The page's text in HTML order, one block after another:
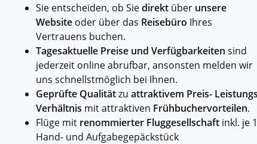
Sie entscheiden, ob Siedirekt über unsere
Website oder über das Reisebüro Ihres
Vertrauens buchen.
Tagesaktuelle Preise und Verfügbarkeiten sind
jederzeit online abrufbar, ansonsten melden wir
uns schnellstmöglich bei Ihnen.
Geprüfte Qualitätzu attraktivem Preis-
Verhältnis mit attraktiven Frühbuchervorteilen.
Flüge mit renommierter Fluggesellschaft inkl. je 1
Hand- und Aufgabegepäckstück